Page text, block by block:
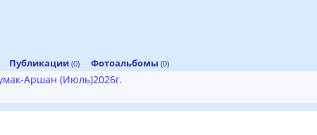
Публикации (0) Фотоальбомы (0)
Аршан (Июль)2026г.